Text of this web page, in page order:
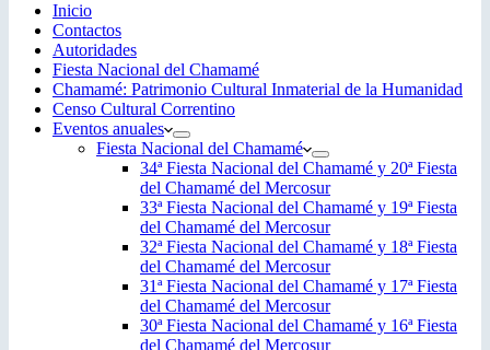
Inicio
Contactos
Autoridades
Fiesta Nacional del Chamamé
Chamamé: Patrimonio Cultural Inmaterial de la Humanidad
Censo Cultural Correntino
Eventos anuales
Fiesta Nacional del Chamamé
34ª Fiesta Nacional del Chamamé y 20ª Fiesta
del Chamamé del Mercosur
33ª Fiesta Nacional del Chamamé y 19ª Fiesta
del Chamamé del Mercosur
32ª Fiesta Nacional del Chamamé y 18ª Fiesta
del Chamamé del Mercosur
31ª Fiesta Nacional del Chamamé y 17ª Fiesta
del Chamamé del Mercosur
30ª Fiesta Nacional del Chamamé y 16ª Fiesta
del Chamamé del Mercosur